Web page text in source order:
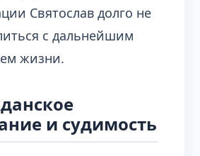
Святослав долго не
с дальнейшим
жизни.
и судимость